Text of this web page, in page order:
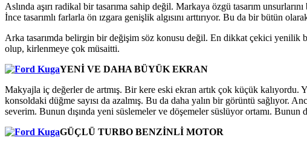
Aslında aşırı radikal bir tasarıma sahip değil. Markaya özgü tasarım
İnce tasarımlı farlarla ön ızgara genişlik algısını arttırıyor. Bu da bir bütün
Arka tasarımda belirgin bir değişim söz konusu değil. En dikkat çekici yenilik
olup, kirlenmeye çok müsaitti.
YENİ VE DAHA BÜYÜK EKRAN
Makyajla iç değerler de artmış. Bir kere eski ekran artık çok küçük
konsoldaki düğme sayısı da azalmış. Bu da daha yalın bir görüntü sağlıyor.
severim. Bunun dışında yeni süslemeler ve döşemeler süslüyor ortamı.
GÜÇLÜ TURBO BENZİNLİ MOTOR